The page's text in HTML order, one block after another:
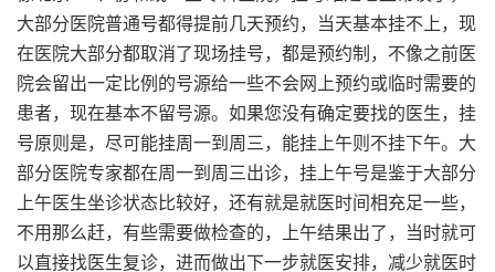
大部分医院普通号都得提前几天预约，当天基本挂不上，现
在医院大部分都取消了现场挂号，都是预约制，不像之前医
院会留出一定比例的号源给一些不会网上预约或临时需要的
患者，现在基本不留号源。如果您没有确定要找的医生，挂
号原则是，尽可能挂周一到周三，能挂上午则不挂下午。大
部分医院专家都在周一到周三出诊，挂上午号是鉴于大部分
上午医生坐诊状态比较好，还有就是就医时间相充足一些，
不用那么赶，有些需要做检查的，上午结果出了，当时就可
以直接找医生复诊，进而做出下一步就医安排，减少就医时